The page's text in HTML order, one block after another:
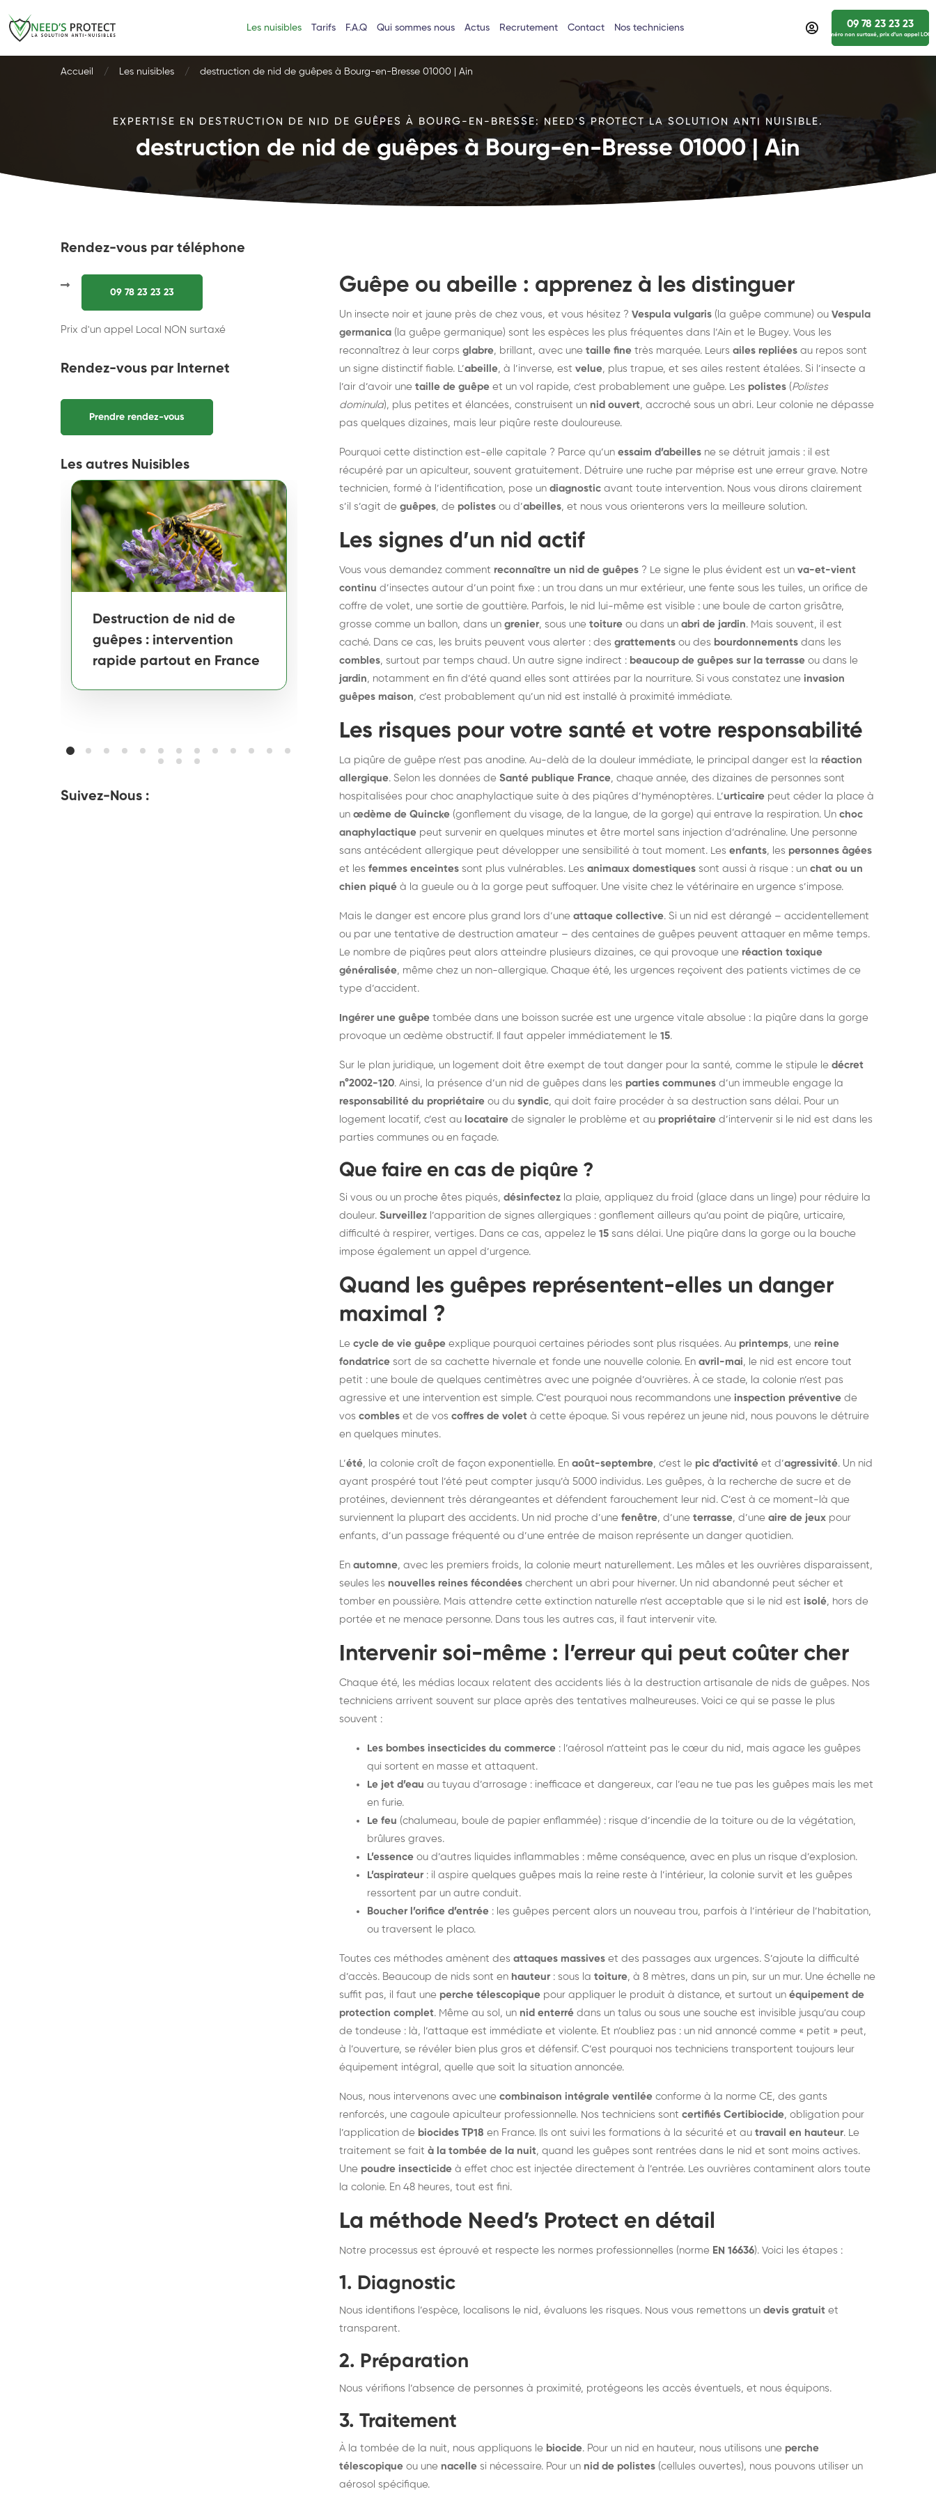
Les nuisibles Tarifs F.A.Q Qui sommes nous Actus Recrutement Contact Nos techniciens 09 78 23 23 23
numéro non surtaxé, prix d’un appel
Accueil Les nuisibles destruction de nid de guêpes à Bourg-en-Bresse 01000 | Ain
EXPERTISE EN DESTRUCTION DE NID DE GUÊPES À BOURG-EN-BRESSE: NEED'S PROTECT LA SOLUTION ANTI NUISIBLE.
destruction de nid de guêpes à Bourg-en-Bresse 01000 | Ain
Rendez-vous par téléphone
09 78 23 23 23
Prix d'un appel Local NON surtaxé
Rendez-vous par Internet
Prendre rendez-vous
Les autres Nuisibles
Destruction de nid de
guêpes : intervention
rapide partout en France
Destruction de nid de
frelons : intervention
rapide partout en France
Destruction de nid de
frelons asiatiques :
intervention partout en
France
Suivez-Nous :
Guêpe ou abeille : apprenez à les distinguer
Un insecte noir et jaune près de chez vous, et vous hésitez ? Vespula vulgaris (la guêpe commune) ou Vespula
germanica (la guêpe germanique) sont les espèces les plus fréquentes dans l’Ain et le Bugey. Vous les
reconnaîtrez à leur corps glabre, brillant, avec une taille fine très marquée. Leurs ailes repliées au repos sont
un signe distinctif fiable. L’abeille, à l’inverse, est velue, plus trapue, et ses ailes restent étalées. Si l’insecte a
l’air d’avoir une taille de guêpe et un vol rapide, c’est probablement une guêpe. Les polistes (Polistes
dominula), plus petites et élancées, construisent un nid ouvert, accroché sous un abri. Leur colonie ne dépasse
pas quelques dizaines, mais leur piqûre reste douloureuse.
Pourquoi cette distinction est-elle capitale ? Parce qu’un essaim d’abeilles ne se détruit jamais : il est
récupéré par un apiculteur, souvent gratuitement. Détruire une ruche par méprise est une erreur grave. Notre
technicien, formé à l’identification, pose un diagnostic avant toute intervention. Nous vous dirons clairement
s’il s’agit de guêpes, de polistes ou d’abeilles, et nous vous orienterons vers la meilleure solution.
Les signes d’un nid actif
Vous vous demandez comment reconnaître un nid de guêpes ? Le signe le plus évident est un va-et-vient
continu d’insectes autour d’un point fixe : un trou dans un mur extérieur, une fente sous les tuiles, un orifice de
coffre de volet, une sortie de gouttière. Parfois, le nid lui-même est visible : une boule de carton grisâtre,
grosse comme un ballon, dans un grenier, sous une toiture ou dans un abri de jardin. Mais souvent, il est
caché. Dans ce cas, les bruits peuvent vous alerter : des grattements ou des bourdonnements dans les
combles, surtout par temps chaud. Un autre signe indirect : beaucoup de guêpes sur la terrasse ou dans le
jardin, notamment en fin d’été quand elles sont attirées par la nourriture. Si vous constatez une invasion
guêpes maison, c’est probablement qu’un nid est installé à proximité immédiate.
Les risques pour votre santé et votre responsabilité
La piqûre de guêpe n’est pas anodine. Au-delà de la douleur immédiate, le principal danger est la réaction
allergique. Selon les données de Santé publique France, chaque année, des dizaines de personnes sont
hospitalisées pour choc anaphylactique suite à des piqûres d’hyménoptères. L’urticaire peut céder la place à
un œdème de Quincke (gonflement du visage, de la langue, de la gorge) qui entrave la respiration. Un choc
anaphylactique peut survenir en quelques minutes et être mortel sans injection d’adrénaline. Une personne
sans antécédent allergique peut développer une sensibilité à tout moment. Les enfants, les personnes âgées
et les femmes enceintes sont plus vulnérables. Les animaux domestiques sont aussi à risque : un chat ou un
chien piqué à la gueule ou à la gorge peut suffoquer. Une visite chez le vétérinaire en urgence s’impose.
Mais le danger est encore plus grand lors d’une attaque collective. Si un nid est dérangé – accidentellement
ou par une tentative de destruction amateur – des centaines de guêpes peuvent attaquer en même temps.
Le nombre de piqûres peut alors atteindre plusieurs dizaines, ce qui provoque une réaction toxique
généralisée, même chez un non-allergique. Chaque été, les urgences reçoivent des patients victimes de ce
type d’accident.
Ingérer une guêpe tombée dans une boisson sucrée est une urgence vitale absolue : la piqûre dans la gorge
provoque un œdème obstructif. Il faut appeler immédiatement le 15.
Sur le plan juridique, un logement doit être exempt de tout danger pour la santé, comme le stipule le décret
n°2002-120. Ainsi, la présence d’un nid de guêpes dans les parties communes d’un immeuble engage la
responsabilité du propriétaire ou du syndic, qui doit faire procéder à sa destruction sans délai. Pour un
logement locatif, c’est au locataire de signaler le problème et au propriétaire d’intervenir si le nid est dans les
parties communes ou en façade.
Que faire en cas de piqûre ?
Si vous ou un proche êtes piqués, désinfectez la plaie, appliquez du froid (glace dans un linge) pour réduire la
douleur. Surveillez l’apparition de signes allergiques : gonflement ailleurs qu’au point de piqûre, urticaire,
difficulté à respirer, vertiges. Dans ce cas, appelez le 15 sans délai. Une piqûre dans la gorge ou la bouche
impose également un appel d’urgence.
Quand les guêpes représentent-elles un danger
maximal ?
Le cycle de vie guêpe explique pourquoi certaines périodes sont plus risquées. Au printemps, une reine
fondatrice sort de sa cachette hivernale et fonde une nouvelle colonie. En avril-mai, le nid est encore tout
petit : une boule de quelques centimètres avec une poignée d’ouvrières. À ce stade, la colonie n’est pas
agressive et une intervention est simple. C’est pourquoi nous recommandons une inspection préventive de
vos combles et de vos coffres de volet à cette époque. Si vous repérez un jeune nid, nous pouvons le détruire
en quelques minutes.
L’été, la colonie croît de façon exponentielle. En août-septembre, c’est le pic d’activité et d’agressivité. Un nid
ayant prospéré tout l’été peut compter jusqu’à 5000 individus. Les guêpes, à la recherche de sucre et de
protéines, deviennent très dérangeantes et défendent farouchement leur nid. C’est à ce moment-là que
surviennent la plupart des accidents. Un nid proche d’une fenêtre, d’une terrasse, d’une aire de jeux pour
enfants, d’un passage fréquenté ou d’une entrée de maison représente un danger quotidien.
En automne, avec les premiers froids, la colonie meurt naturellement. Les mâles et les ouvrières disparaissent,
seules les nouvelles reines fécondées cherchent un abri pour hiverner. Un nid abandonné peut sécher et
tomber en poussière. Mais attendre cette extinction naturelle n’est acceptable que si le nid est isolé, hors de
portée et ne menace personne. Dans tous les autres cas, il faut intervenir vite.
Intervenir soi-même : l’erreur qui peut coûter cher
Chaque été, les médias locaux relatent des accidents liés à la destruction artisanale de nids de guêpes. Nos
techniciens arrivent souvent sur place après des tentatives malheureuses. Voici ce qui se passe le plus
souvent :
Les bombes insecticides du commerce : l’aérosol n’atteint pas le cœur du nid, mais agace les guêpes
qui sortent en masse et attaquent.
Le jet d’eau au tuyau d’arrosage : inefficace et dangereux, car l’eau ne tue pas les guêpes mais les met
en furie.
Le feu (chalumeau, boule de papier enflammée) : risque d’incendie de la toiture ou de la végétation,
brûlures graves.
L’essence ou d’autres liquides inflammables : même conséquence, avec en plus un risque d’explosion.
L’aspirateur : il aspire quelques guêpes mais la reine reste à l’intérieur, la colonie survit et les guêpes
ressortent par un autre conduit.
Boucher l’orifice d’entrée : les guêpes percent alors un nouveau trou, parfois à l’intérieur de l’habitation,
ou traversent le placo.
Toutes ces méthodes amènent des attaques massives et des passages aux urgences. S’ajoute la difficulté
d’accès. Beaucoup de nids sont en hauteur : sous la toiture, à 8 mètres, dans un pin, sur un mur. Une échelle ne
suffit pas, il faut une perche télescopique pour appliquer le produit à distance, et surtout un équipement de
protection complet. Même au sol, un nid enterré dans un talus ou sous une souche est invisible jusqu’au coup
de tondeuse : là, l’attaque est immédiate et violente. Et n’oubliez pas : un nid annoncé comme « petit » peut,
à l’ouverture, se révéler bien plus gros et défensif. C’est pourquoi nos techniciens transportent toujours leur
équipement intégral, quelle que soit la situation annoncée.
Nous, nous intervenons avec une combinaison intégrale ventilée conforme à la norme CE, des gants
renforcés, une cagoule apiculteur professionnelle. Nos techniciens sont certifiés Certibiocide, obligation pour
l’application de biocides TP18 en France. Ils ont suivi les formations à la sécurité et au travail en hauteur. Le
traitement se fait à la tombée de la nuit, quand les guêpes sont rentrées dans le nid et sont moins actives.
Une poudre insecticide à effet choc est injectée directement à l’entrée. Les ouvrières contaminent alors toute
la colonie. En 48 heures, tout est fini.
La méthode Need’s Protect en détail
Notre processus est éprouvé et respecte les normes professionnelles (norme EN 16636). Voici les étapes :
1. Diagnostic
Nous identifions l’espèce, localisons le nid, évaluons les risques. Nous vous remettons un devis gratuit et
transparent.
2. Préparation
Nous vérifions l’absence de personnes à proximité, protégeons les accès éventuels, et nous équipons.
3. Traitement
À la tombée de la nuit, nous appliquons le biocide. Pour un nid en hauteur, nous utilisons une perche
télescopique ou une nacelle si nécessaire. Pour un nid de polistes (cellules ouvertes), nous pouvons utiliser un
aérosol spécifique.